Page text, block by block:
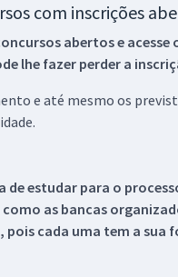
com inscrições
abertos e
lhe fazer perder a
e até mesmo os
de estudar para o
as bancas
cada uma tem a sua